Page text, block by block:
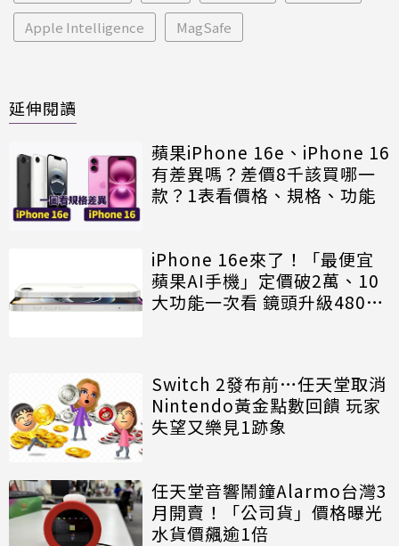
Apple Intelligence MagSafe
延伸閱讀
蘋果iPhone 16e、iPhone 16
有差異嗎？差價8千該買哪一
款？1表看價格、規格、功能
iPhone 16e來了！「最便宜
蘋果AI手機」定價破2萬、10
大功能一次看 鏡頭升級4800
Switch 2發布前…任天堂取消
Nintendo黃金點數回饋 玩家
失望又樂見1跡象
任天堂音響鬧鐘Alarmo台灣3
月開賣！「公司貨」價格曝光
水貨價飆逾1倍